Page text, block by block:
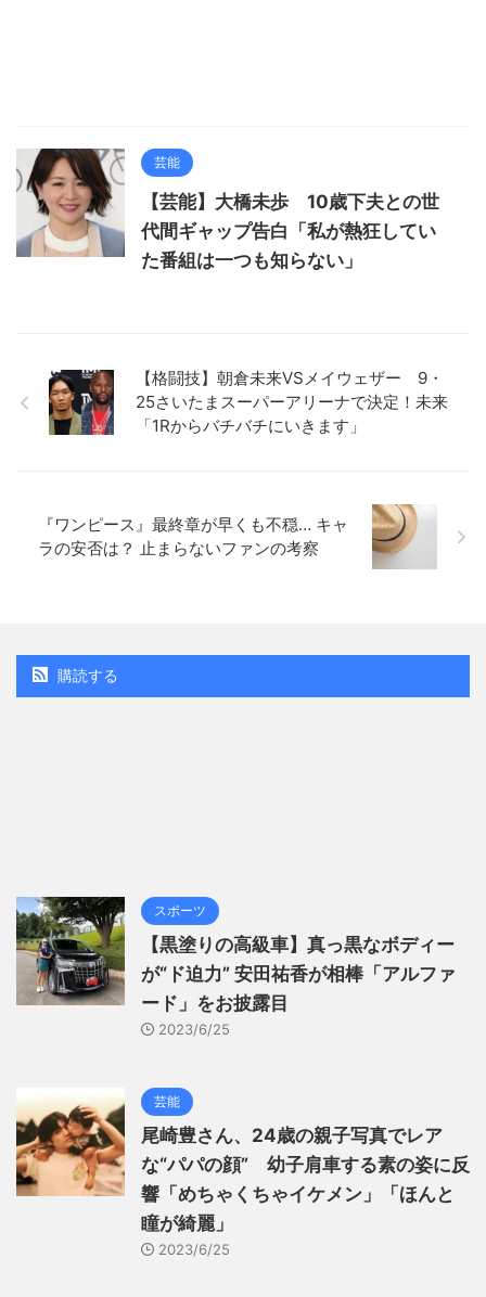
芸能
【芸能】大橋未歩 10歳下夫との世
代間ギャップ告白「私が熱狂してい
た番組は一つも知らない」
【格闘技】朝倉未来VSメイウェザー 9・
25さいたまスーパーアリーナで決定！未来
「1Rからバチバチにいきます」
『ワンピース』最終章が早くも不穏… キャ
ラの安否は？ 止まらないファンの考察
購読する
スポーツ
【黒塗りの高級車】真っ黒なボディー
が“ド迫力” 安田祐香が相棒「アルファ
ード」をお披露目
2023/6/25
芸能
尾崎豊さん、24歳の親子写真でレア
な“パパの顔” 幼子肩車する素の姿に反
響「めちゃくちゃイケメン」「ほんと
瞳が綺麗」
2023/6/25